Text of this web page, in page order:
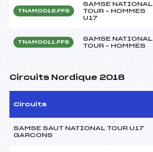
TNAM0012.FFS
SAMSE NATIONAL
TOUR – HOMMES
U17
TNAM0011.FFS
SAMSE NATIONAL
TOUR – HOMMES
Circuits Nordique 2018
Circuits
SAMSE SAUT NATIONAL TOUR U17
GARCONS